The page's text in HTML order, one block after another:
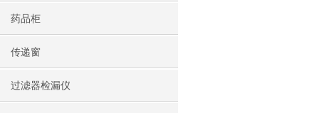
药品柜
传递窗
过滤器检漏仪